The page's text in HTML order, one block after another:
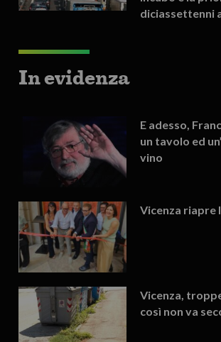
diciassettenni
In evidenza
E adesso,
un tavolo ed
vino
Vicenza riapre
Vicenza,
così non va